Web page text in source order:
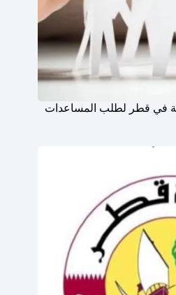
في قطر لطلب المساعدات